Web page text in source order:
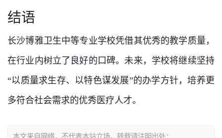
结语
长沙博雅卫生中等专业学校凭借其优秀的教学质量，
在行业内树立了良好的口碑。未来，学校将继续坚持
“以质量求生存、以特色谋发展”的办学方针，培养更
多符合社会需求的优秀医疗人才。
本文来自网络，不代表本站立场。转载请注明出处：